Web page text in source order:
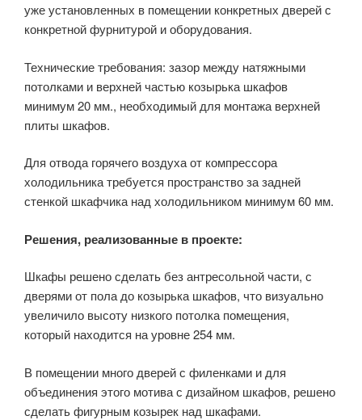
уже установленных в помещении конкретных дверей с
конкретной фурнитурой и оборудования.
Технические требования: зазор между натяжными
потолками и верхней частью козырька шкафов
минимум 20 мм., необходимый для монтажа верхней
плиты шкафов.
Для отвода горячего воздуха от компрессора
холодильника требуется пространство за задней
стенкой шкафчика над холодильником минимум 60 мм.
Решения, реализованные в проекте:
Шкафы решено сделать без антресольной части, с
дверями от пола до козырька шкафов, что визуально
увеличило высоту низкого потолка помещения,
который находится на уровне 254 мм.
В помещении много дверей с филенками и для
объединения этого мотива с дизайном шкафов, решено
сделать фигурным козырек над шкафами.